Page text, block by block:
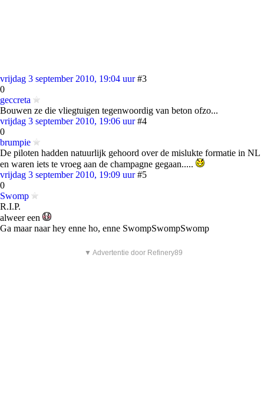
vrijdag 3 september 2010, 19:04 uur #3
0
geccreta
Bouwen ze die vliegtuigen tegenwoordig van beton ofzo...
vrijdag 3 september 2010, 19:06 uur #4
0
brumpie
De piloten hadden natuurlijk gehoord over de mislukte formatie in NL
en waren iets te vroeg aan de champagne gegaan.....
vrijdag 3 september 2010, 19:09 uur #5
0
Swomp
R.I.P.
alweer een
Ga maar naar hey enne ho, enne SwompSwompSwomp
▼ Advertentie door Refinery89